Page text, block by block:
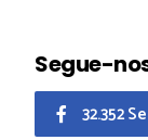
Segue-
32.352